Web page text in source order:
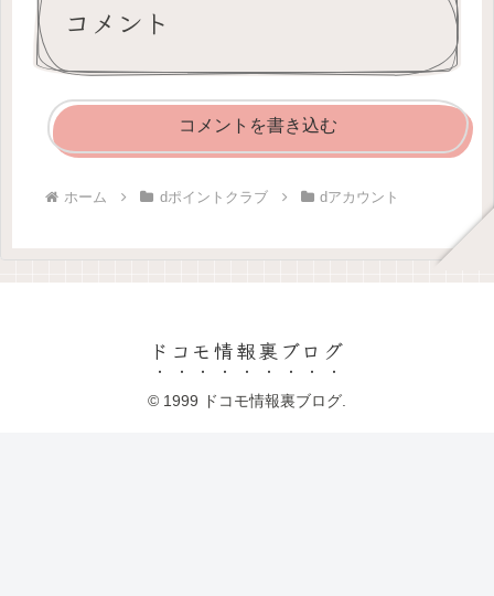
コメント
コメントを書き込む
ホーム dポイントクラブ dアカウント
ドコモ情報裏ブログ
© 1999 ドコモ情報裏ブログ.